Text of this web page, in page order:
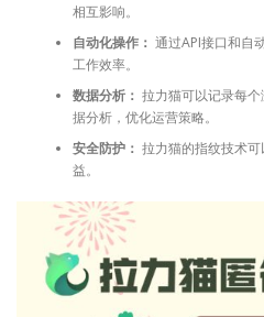
相互影响。
自动化操作： 通过API接口和自
工作效率。
数据分析： 拉力猫可以记录每
据分析，优化运营策略。
安全防护： 拉力猫的指纹技术
益。